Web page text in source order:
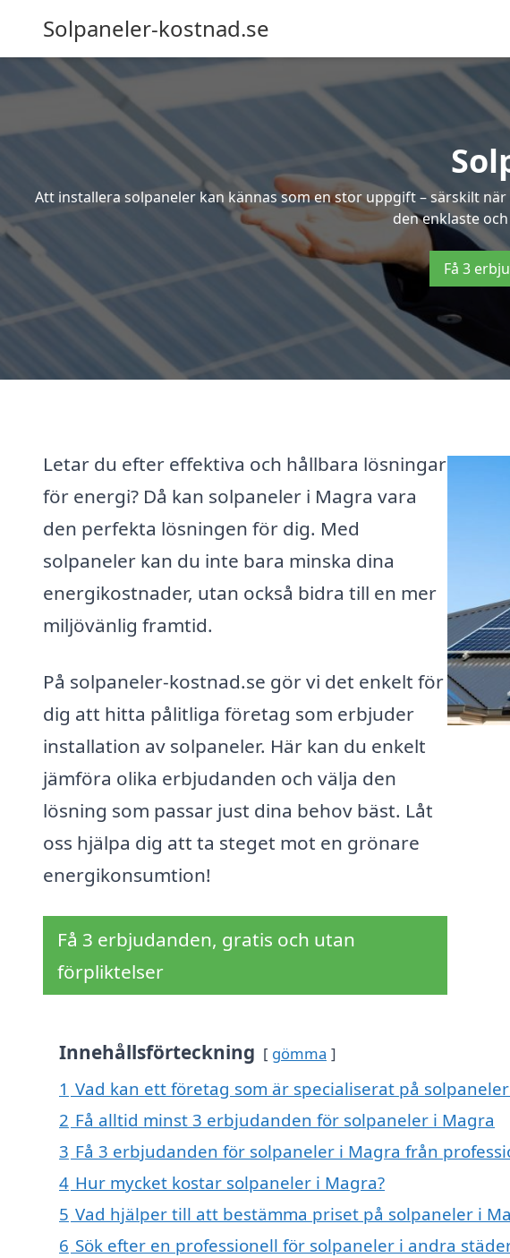
Solpaneler-kostnad.se
Att installera solpaneler kan kännas som en stor uppgift – särskilt
den enklaste
Få 3
Letar du efter effektiva och hållbara lösningar
för energi? Då kan solpaneler i Magra vara
den perfekta lösningen för dig. Med
solpaneler kan du inte bara minska dina
energikostnader, utan också bidra till en mer
miljövänlig framtid.
På solpaneler-kostnad.se gör vi det enkelt för
dig att hitta pålitliga företag som erbjuder
installation av solpaneler. Här kan du enkelt
jämföra olika erbjudanden och välja den
lösning som passar just dina behov bäst. Låt
oss hjälpa dig att ta steget mot en grönare
energikonsumtion!
Få 3 erbjudanden, gratis och utan
förpliktelser
Innehållsförteckning gömma
1 Vad kan ett företag som är specialiserat på
2 Få alltid minst 3 erbjudanden för solpaneler i Magra
3 Få 3 erbjudanden för solpaneler i Magra från
4 Hur mycket kostar solpaneler i Magra?
5 Vad hjälper till att bestämma priset på solpaneler i
6 Sök efter en professionell för solpaneler i andra